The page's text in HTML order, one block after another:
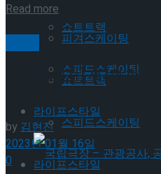
쇼트트랙
스피드스케이팅
라이프스타일
피겨스케이팅
쇼트트랙
스피드스케이팅
라이프스타일
Read more
[현장스케치] 제7회 한국
by 김현진
2023년 01월 16일
0